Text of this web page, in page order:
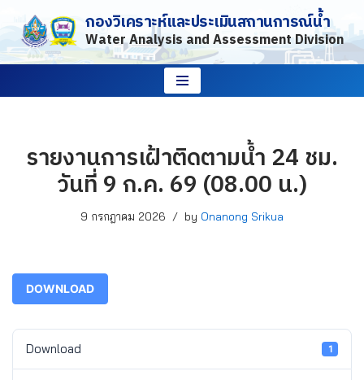
Skip
to
กองวิเคราะห์และประเมินสถานการณ์น้ำ
Water Analysis and Assessment Division
รายงานการเฝ้าติดตามน้ำ 24 ชม.
วันที่ 9 ก.ค. 69 (08.00 น.)
9 กรกฎาคม 2026 by Onanong Srikua
DOWNLOAD
Download 1